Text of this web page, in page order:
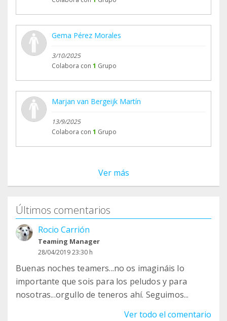
Gema Pérez Morales
3/10/2025
Colabora con 1 Grupo
Marjan van Bergeijk Martín
13/9/2025
Colabora con 1 Grupo
Ver más
Últimos comentarios
Rocio Carrión
Teaming Manager
28/04/2019 23:30 h
Buenas noches teamers...no os imagináis lo
importante que sois para los peludos y para
nosotras...orgullo de teneros ahí. Seguimos...
Ver todo el comentario